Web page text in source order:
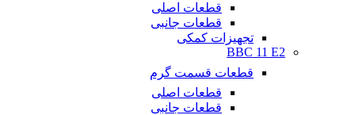
قطعات اصلی
قطعات جانبی
تجهیزات کمکی
BBC 11 E2
قطعات قسمت گرم
قطعات اصلی
قطعات جانبی